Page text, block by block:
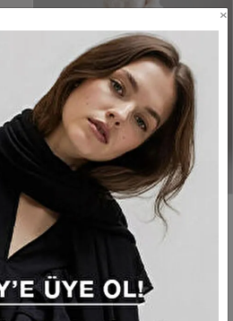
KADIN TAŞ VISKOZ KARIŞIMLI
JAKARLI İPLIK DOKULU
GÖMLEK YAKA BLUZ
7.999,99 TL 3.999,99 TL
×